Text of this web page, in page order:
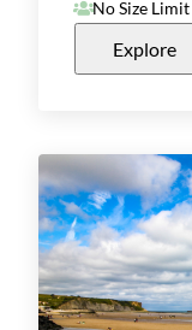
No Size Limit
Explore